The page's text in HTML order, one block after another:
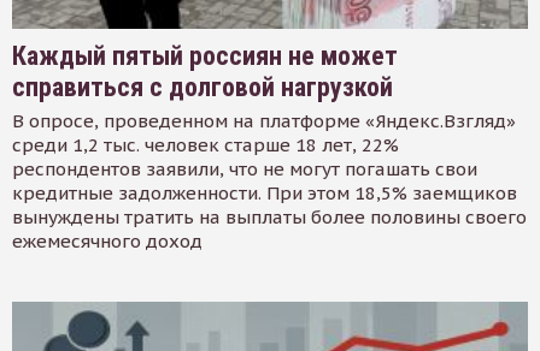
Каждый пятый россиян не может
справиться с долговой нагрузкой
В опросе, проведенном на платформе «Яндекс.Взгляд»
среди 1,2 тыс. человек старше 18 лет, 22%
респондентов заявили, что не могут погашать свои
кредитные задолженности. При этом 18,5% заемщиков
вынуждены тратить на выплаты более половины своего
ежемесячного доход